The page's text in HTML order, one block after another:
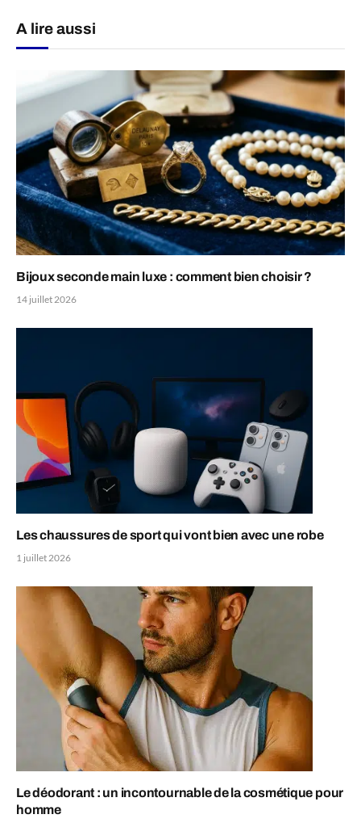
A lire aussi
Bijoux seconde main luxe : comment bien choisir ?
14 juillet 2026
Les chaussures de sport qui vont bien avec une robe
1 juillet 2026
Le déodorant : un incontournable de la cosmétique pour
homme